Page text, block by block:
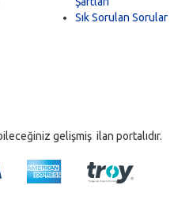
Sık Sorulan Sorular
gelişmiş ilan portalıdır.